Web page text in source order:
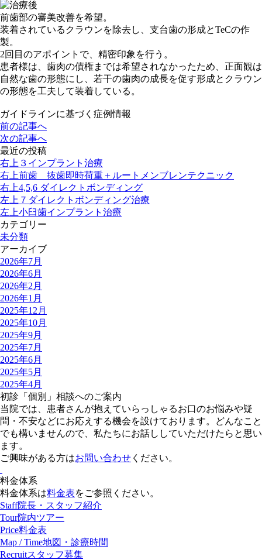
前歯部の審美改善を希望。
装着されているクラウンを除去し、支台歯の形成とTeCの作
製。
2回目のアポイントで、精密印象を行う。
患者様は、歯肉の債権までは希望されなかったため、正面観は
自然な歯の形態にし、若干の歯肉の成長を促す形成とクラウン
の形態を工夫して装着している。
ガイドラインに基づく症例情報
前の記事へ
次の記事へ
最近の投稿
右上３インプラント治療
右上前歯 抜歯即時荷重＋ルートメンブレンテクニック
右上4,5,6 ダイレクトボンディング
左上７ダイレクトボンディング治療
左上小臼歯インプラント治療
カテゴリー
未分類
アーカイブ
2026年7月
2026年6月
2026年2月
2026年1月
2025年12月
2025年10月
2025年9月
2025年7月
2025年6月
2025年5月
2025年4月
初診「個別」相談へのご案内
当院では、患者さんが抱えていらっしゃるお口のお悩みや疑
問・不安などにお応えする機会を設けております。どんなこと
でも構いませんので、私たちにお話ししていただけたらと思い
ます。
ご興味がある方はお問い合わせ ください。
料金体系
料金体系は料金表をご参照ください。
Staff院長・スタッフ紹介
Tour院内ツアー
Price料金表
Map / Time地図・診療時間
Recruitスタッフ募集